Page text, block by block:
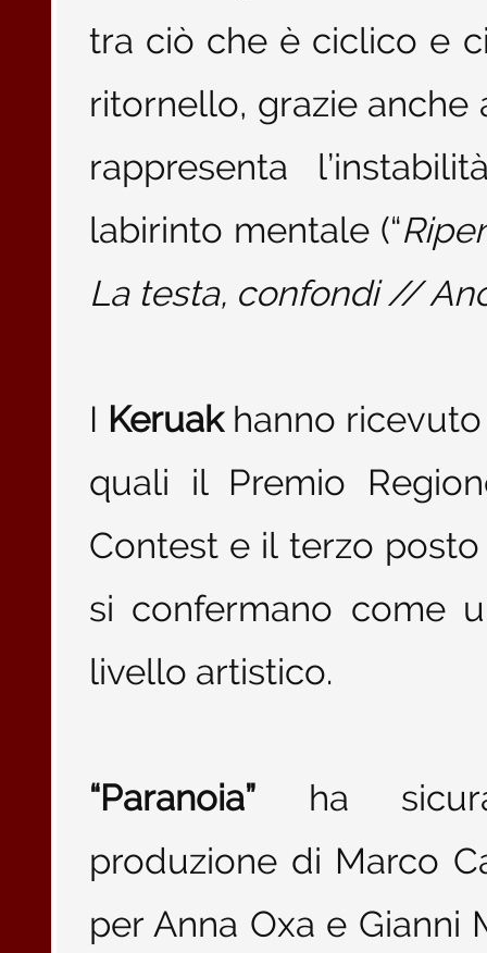
tra ciò che è ciclico e
ritornello, grazie anche
rappresenta
labirinto mentale (“
La testa, confondi //
I Keruakhanno
quali il Premio
Contest e il terzo
si confermano come
livello artistico.
“Paranoia” ha
produzione di Marco
per Anna Oxa e Gianni